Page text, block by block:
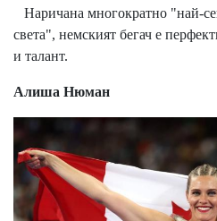
Наричана многократно "най-
света", немският бегач е
и талант.
Алиша Нюман